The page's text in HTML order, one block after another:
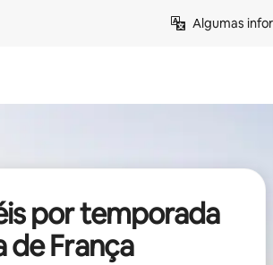
Algumas
por temporada
de França